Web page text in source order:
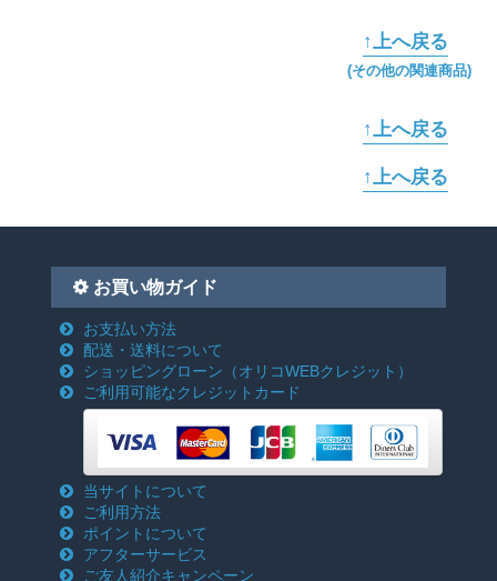
↑上へ戻る
(その他の関連商品)
↑上へ戻る
↑上へ戻る
お買い物ガイド
お支払い方法
配送・送料について
ショッピングローン （オリコWEBクレジット）
ご利用可能なクレジットカード
当サイトについて
ご利用方法
ポイントについて
アフターサービス
ご友人紹介キャンペーン